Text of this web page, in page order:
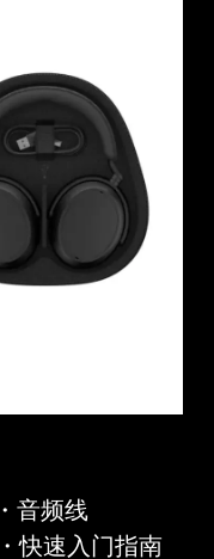
音频线
快速入门指南